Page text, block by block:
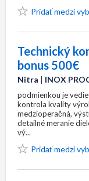
Pridať medzi
Technický
bonus 500€
Nitra | INOX
podmienkou je
kontrola kvality
medzioperačná,
detailné meranie
vý...
Pridať medzi